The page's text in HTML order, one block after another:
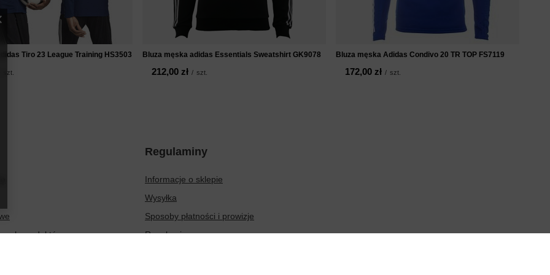
Tiro 23 League Training HS3503
szt.
Bluza męska adidas Essentials Sweatshirt GK9078
212,00 zł / szt.
Bluza męska Adidas Condivo 20 TR TOP FS7119
172,00 zł / szt.
produktów
Regulaminy
Informacje o sklepie
Wysyłka
Sposoby płatności i prowizje
Regulamin